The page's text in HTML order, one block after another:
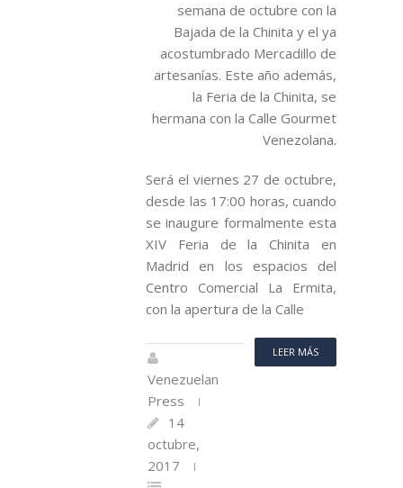
semana de octubre con la
Bajada de la Chinita y el ya
acostumbrado Mercadillo de
artesanías. Este año además,
la Feria de la Chinita, se
hermana con la Calle Gourmet
Venezolana.
Será el viernes 27 de octubre,
desde las 17:00 horas, cuando
se inaugure formalmente esta
XIV Feria de la Chinita en
Madrid en los espacios del
Centro Comercial La Ermita,
con la apertura de la Calle
LEER MÁS
Venezuelan
Press
14
octubre,
2017